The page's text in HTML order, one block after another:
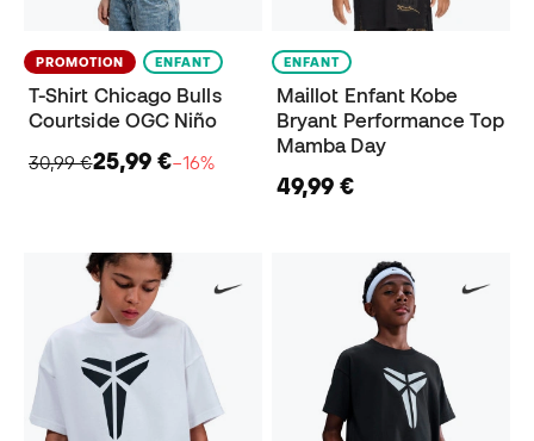
PROMOTION ENFANT
T-Shirt Chicago Bulls
Courtside OGC Niño
30,99 €25,99 €−16%
ENFANT
Maillot Enfant Kobe
Bryant Performance Top
Mamba Day
49,99 €